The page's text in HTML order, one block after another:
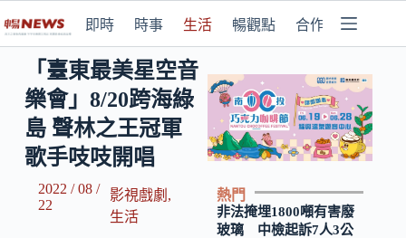
即時 時事 生活 暢觀點 合作媒體
「臺東最美星空音
樂會」8/20跨海綠
島 聲林之王冠軍
歌手吱吱開唱
2022 / 08 /
22
影視戲劇 ,
生活
熱門
非法掩埋1800噸有害廢
玻璃 中檢起訴7人3公